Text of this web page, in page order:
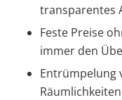
transparentes
Feste Preise
immer den
Entrümpelung